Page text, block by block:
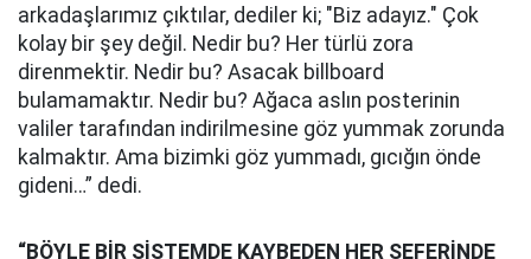
arkadaşlarımız çıktılar, dediler ki; "Biz adayız." Çok
kolay bir şey değil. Nedir bu? Her türlü zora
direnmektir. Nedir bu? Asacak billboard
bulamamaktır. Nedir bu? Ağaca aslın posterinin
valiler tarafından indirilmesine göz yummak zorunda
kalmaktır. Ama bizimki göz yummadı, gıcığın önde
gideni…” dedi.
“BÖYLE BİR SİSTEMDE KAYBEDEN HER SEFERİNDE